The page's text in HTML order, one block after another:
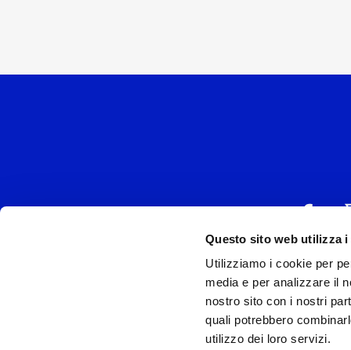
Questo sito web utilizza i
Utilizziamo i cookie per
media e per analizzare il
nostro sito con i nostri
quali potrebbero
utilizzo dei loro servizi.
UNIVERSAL
P.IVA
Universal Music Italia, nel rispetto delle